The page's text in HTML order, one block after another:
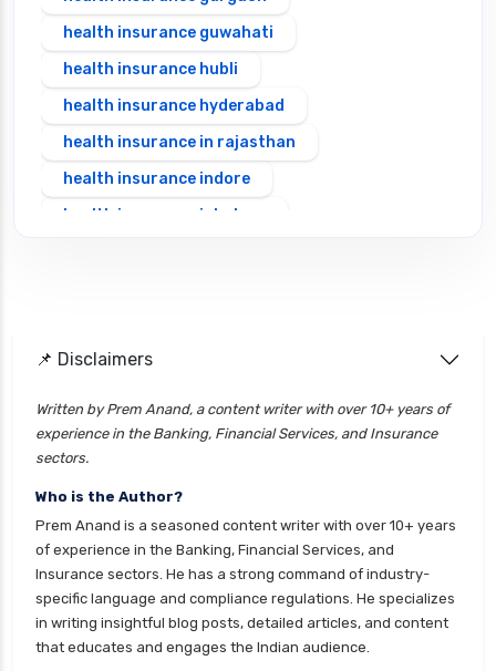
health insurance guwahati
health insurance hubli
health insurance hyderabad
health insurance in rajasthan
health insurance indore
health insurance jabalpur
health insurance lucknow
health insurance mumbai
health insurance nagpur
health insurance noida
health insurance patna
health insurance portability
health insurance premium calculator
📌 Disclaimers
Written by Prem Anand, a content writer with over 10+ years of
experience in the Banking, Financial Services, and Insurance
sectors.
Who is the Author?
Prem Anand is a seasoned content writer with over 10+ years
of experience in the Banking, Financial Services, and
Insurance sectors. He has a strong command of industry-
specific language and compliance regulations. He specializes
in writing insightful blog posts, detailed articles, and content
that educates and engages the Indian audience.